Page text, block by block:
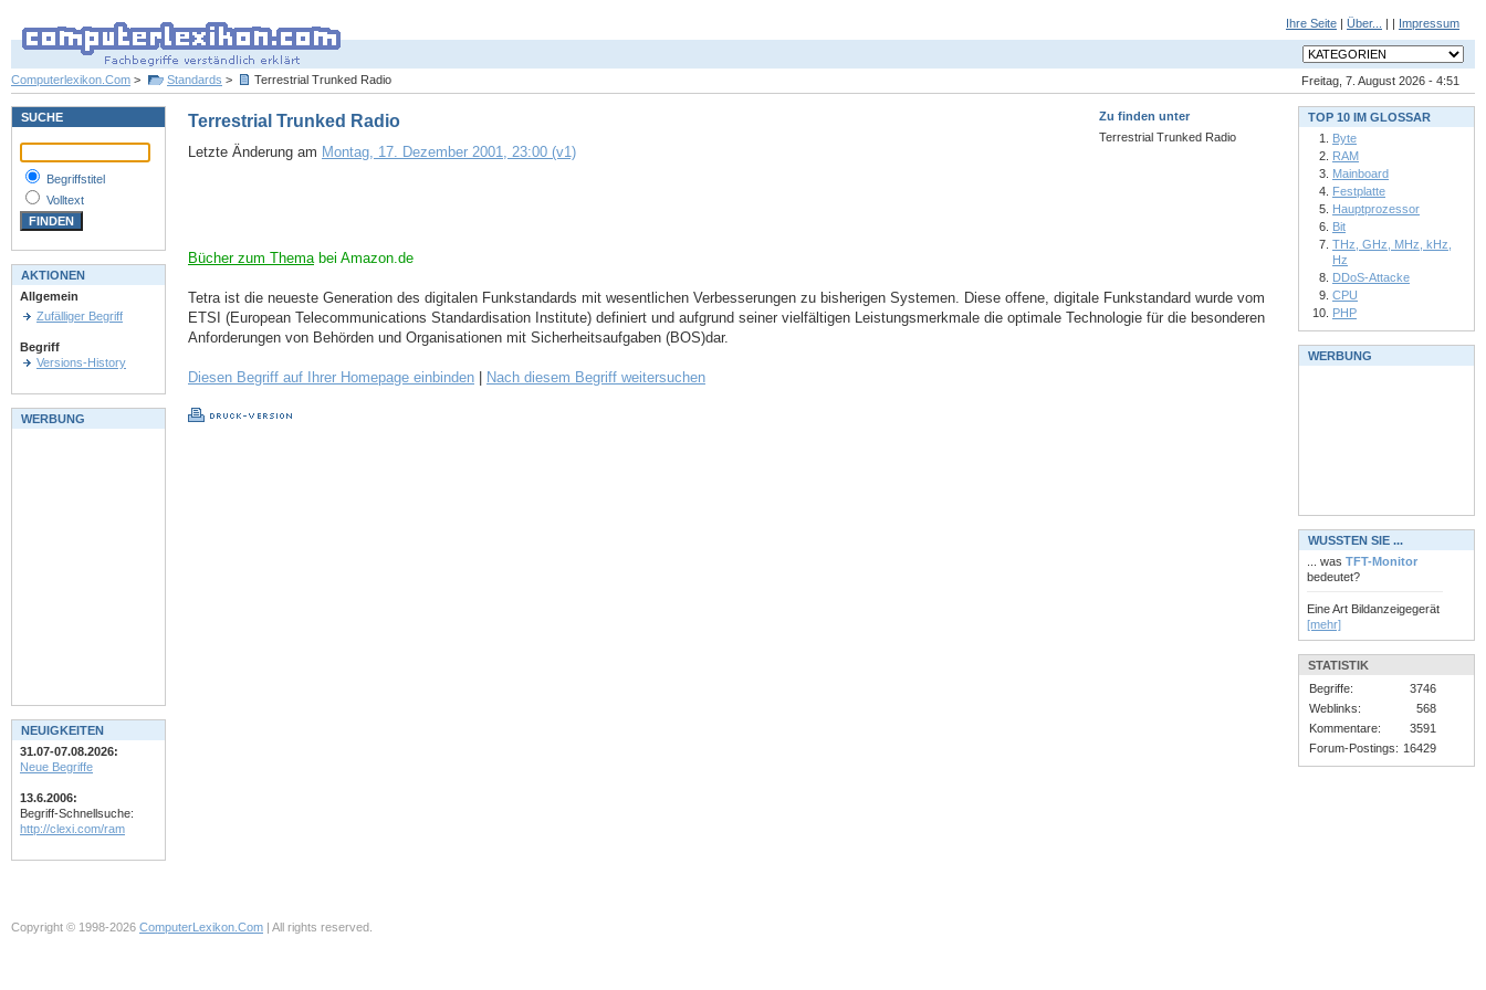
Ihre Seite | Über... | | Impressum
Freitag, 7. August 2026 - 4:51
Computerlexikon.Com > Standards > Terrestrial Trunked Radio
Zu finden unter
Terrestrial Trunked Radio
Terrestrial Trunked Radio
Letzte Änderung am Montag, 17. Dezember 2001, 23:00 (v1)
Bücher zum Themabei Amazon.de
Tetra ist die neueste Generation des digitalen Funkstandards mit wesentlichen Verbesserungen zu bisherigen Systemen. Diese offene, digitale Funkstandard wurde vom
ETSI (European Telecommunications Standardisation Institute) definiert und aufgrund seiner vielfältigen Leistungsmerkmale die optimale Technologie für die besonderen
Anforderungen von Behörden und Organisationen mit Sicherheitsaufgaben (BOS)dar.
Diesen Begriff auf Ihrer Homepage einbinden Nach diesem Begriff weitersuchen
SUCHE
Begriffstitel
Volltext
AKTIONEN
Allgemein
Zufälliger Begriff
Begriff
Versions-History
WERBUNG
NEUIGKEITEN
31.07-07.08.2026:
Neue Begriffe
13.6.2006:
Begriff-Schnellsuche:
http://clexi.com/ram
TOP 10 IM GLOSSAR
Byte
RAM
Mainboard
Festplatte
Hauptprozessor
Bit
THz, GHz, MHz, kHz,
Hz
DDoS-Attacke
CPU
PHP
WERBUNG
WUSSTEN SIE ...
... was TFT-Monitor
bedeutet?
Eine Art Bildanzeigegerät
[mehr]
STATISTIK
Begriffe:
3746
Weblinks:
568
Kommentare:
3591
Forum-Postings: 16429
Copyright © 1998-2026 ComputerLexikon.Com | All rights reserved.